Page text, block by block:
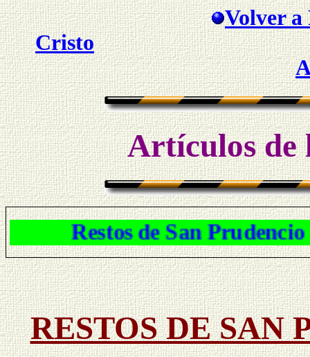
Volver a
Cristo
Artículos de
Restos de San Prudencio
RESTOS DE SAN